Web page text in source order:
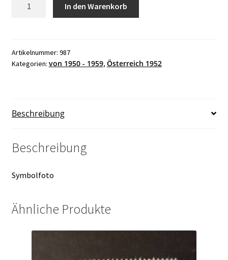
von
Josef
987
In den Warenkorb
Artikelnummer: 987
Kategorien: von 1950 - 1959, Österreich 1952
Beschreibung
Beschreibung
Symbolfoto
Ähnliche Produkte